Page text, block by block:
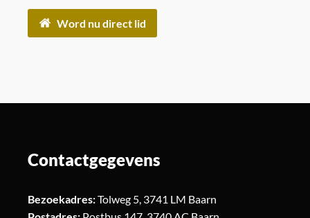
Word nu direct lid
Contactgegevens
Bezoekadres:Tolweg 5, 3741 LM Baarn